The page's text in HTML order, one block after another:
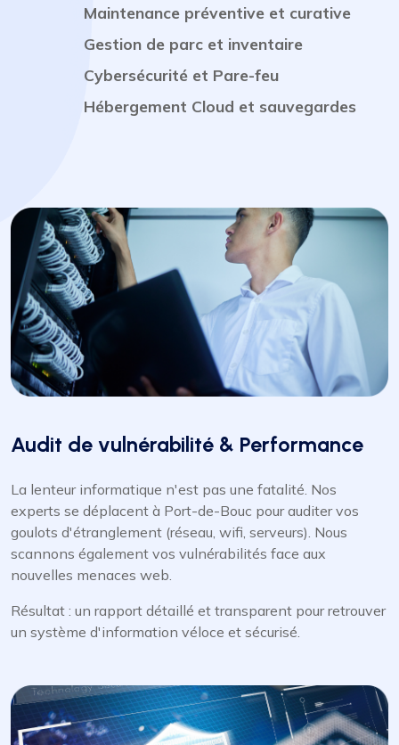
Maintenance préventive et curative
Gestion de parc et inventaire
Cybersécurité et Pare-feu
Hébergement Cloud et sauvegardes
Audit de vulnérabilité & Performance
La lenteur informatique n'est pas une fatalité. Nos
experts se déplacent à Port-de-Bouc pour auditer vos
goulots d'étranglement (réseau, wifi, serveurs). Nous
scannons également vos vulnérabilités face aux
nouvelles menaces web.
Résultat : un rapport détaillé et transparent pour retrouver
un système d'information véloce et sécurisé.